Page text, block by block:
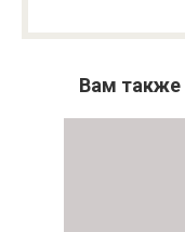
Вам также